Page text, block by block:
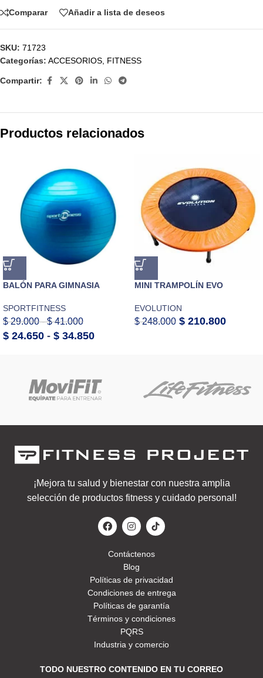
Comparar Añadir a lista de deseos
SKU: 71723
Categorías: ACCESORIOS FITNESS
Compartir:
Productos relacionados
BALÓN PARA GIMNASIA
SPORTFITNESS
$29.000 - $41.000
$ 24.650 - $ 34.850
MINI TRAMPOLÍN EVO
EVOLUTION
$248.000 $ 210.800
¡Mejora tu salud y bienestar con nuestra amplia
selección de productos fitness y cuidado personal!
Contáctenos
Blog
Políticas de privacidad
Condiciones de entrega
Políticas de garantía
Términos y condiciones
PQRS
Industria y comercio
TODO NUESTRO CONTENIDO EN TU CORREO